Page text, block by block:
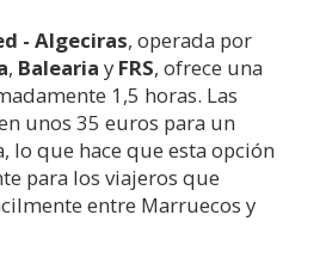
- Algeciras, operada por
, Balearia y FRS, ofrece una
1,5 horas. Las
unos 35 euros para un
lo que hace que esta opción
para los viajeros que
entre Marruecos y